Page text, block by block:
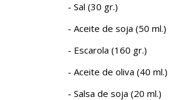
- Sal (30 gr.)
- Aceite de soja (50 ml.)
- Escarola (160 gr.)
- Aceite de oliva (40 ml.)
- Salsa de soja (20 ml.)